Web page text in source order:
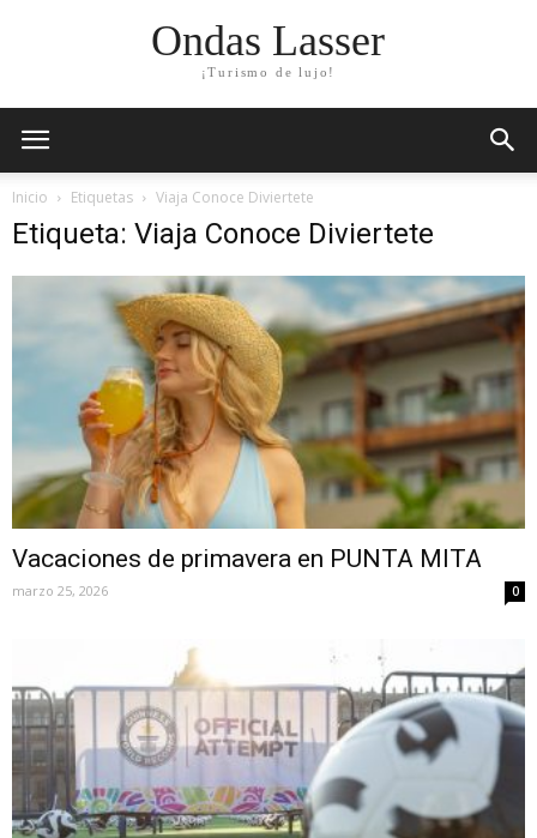
Ondas Lasser
¡Turismo de lujo!
Inicio Etiquetas Viaja Conoce Diviertete
Etiqueta: Viaja Conoce Diviertete
Vacaciones de primavera en PUNTA MITA
marzo 25, 2026 0